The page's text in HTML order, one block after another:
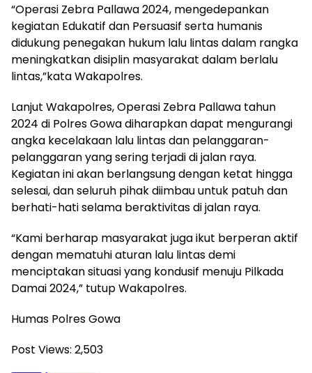
“Operasi Zebra Pallawa 2024, mengedepankan
kegiatan Edukatif dan Persuasif serta humanis
didukung penegakan hukum lalu lintas dalam rangka
meningkatkan disiplin masyarakat dalam berlalu
lintas,”kata Wakapolres.
Lanjut Wakapolres, Operasi Zebra Pallawa tahun
2024 di Polres Gowa diharapkan dapat mengurangi
angka kecelakaan lalu lintas dan pelanggaran-
pelanggaran yang sering terjadi di jalan raya.
Kegiatan ini akan berlangsung dengan ketat hingga
selesai, dan seluruh pihak diimbau untuk patuh dan
berhati-hati selama beraktivitas di jalan raya.
“Kami berharap masyarakat juga ikut berperan aktif
dengan mematuhi aturan lalu lintas demi
menciptakan situasi yang kondusif menuju Pilkada
Damai 2024,” tutup Wakapolres.
Humas Polres Gowa
Post Views: 2,503